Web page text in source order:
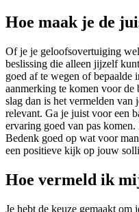
Hoe maak je de
Of je je geloofsovertuiging
beslissing die alleen jijzelf
goed af te wegen of bepaalde
aanmerking te komen voor de
slag dan is het vermelden van
relevant. Ga je juist voor een
ervaring goed van pas
Bedenk goed op wat voor
een positieve kijk op jouw
Hoe vermeld ik
Je hebt de keuze gemaakt om